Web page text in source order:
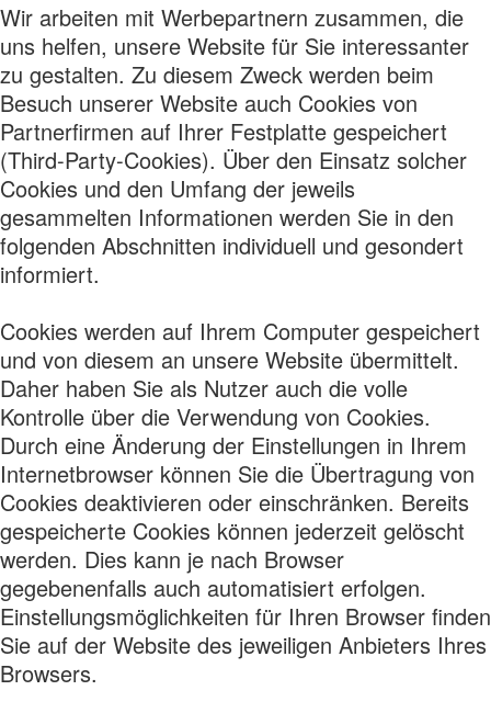
Wir arbeiten mit Werbepartnern zusammen, die
uns helfen, unsere Website für Sie interessanter
zu gestalten. Zu diesem Zweck werden beim
Besuch unserer Website auch Cookies von
Partnerfirmen auf Ihrer Festplatte gespeichert
(Third-Party-Cookies). Über den Einsatz solcher
Cookies und den Umfang der jeweils
gesammelten Informationen werden Sie in den
folgenden Abschnitten individuell und gesondert
informiert.
Cookies werden auf Ihrem Computer gespeichert
und von diesem an unsere Website übermittelt.
Daher haben Sie als Nutzer auch die volle
Kontrolle über die Verwendung von Cookies.
Durch eine Änderung der Einstellungen in Ihrem
Internetbrowser können Sie die Übertragung von
Cookies deaktivieren oder einschränken. Bereits
gespeicherte Cookies können jederzeit gelöscht
werden. Dies kann je nach Browser
gegebenenfalls auch automatisiert erfolgen.
Einstellungsmöglichkeiten für Ihren Browser finden
Sie auf der Website des jeweiligen Anbieters Ihres
Browsers.